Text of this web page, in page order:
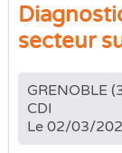
secteur
GRENOBLE
CDI
Le 02/03/